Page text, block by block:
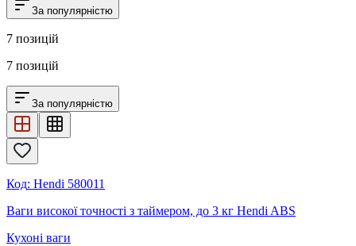
За популярністю
7 позицій
7 позицій
За популярністю
Код: Hendi 580011
Ваги високої точності з таймером, до 3 кг Hendi ABS
Кухоні ваги